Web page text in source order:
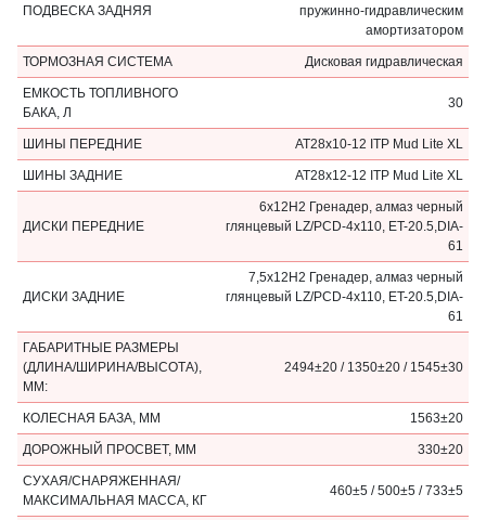
ПОДВЕСКА ЗАДНЯЯ
пружинно-гидравлическим
амортизатором
ТОРМОЗНАЯ СИСТЕМА Дисковая гидравлическая
ЕМКОСТЬ ТОПЛИВНОГО
БАКА, Л
30
ШИНЫ ПЕРЕДНИЕ AT28x10-12 ITP Mud Lite XL
ШИНЫ ЗАДНИЕ AT28x12-12 ITP Mud Lite XL
ДИСКИ ПЕРЕДНИЕ
6x12H2 Гренадер, алмаз черный
глянцевый LZ/PCD-4x110, ET-20.5,DIA-
61
ДИСКИ ЗАДНИЕ
7,5x12H2 Гренадер, алмаз черный
глянцевый LZ/PCD-4x110, ET-20.5,DIA-
61
ГАБАРИТНЫЕ РАЗМЕРЫ
(ДЛИНА/ШИРИНА/ВЫСОТА),
ММ:
2494±20 / 1350±20 / 1545±30
КОЛЕСНАЯ БАЗА, ММ 1563±20
ДОРОЖНЫЙ ПРОСВЕТ, ММ 330±20
СУХАЯ/СНАРЯЖЕННАЯ/
МАКСИМАЛЬНАЯ МАССА, КГ
460±5 / 500±5 / 733±5